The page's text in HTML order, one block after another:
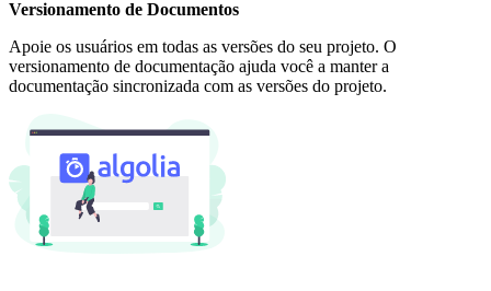
Versionamento de Documentos
Apoie os usuários em todas as versões do seu projeto. O
versionamento de documentação ajuda você a manter a
documentação sincronizada com as versões do projeto.